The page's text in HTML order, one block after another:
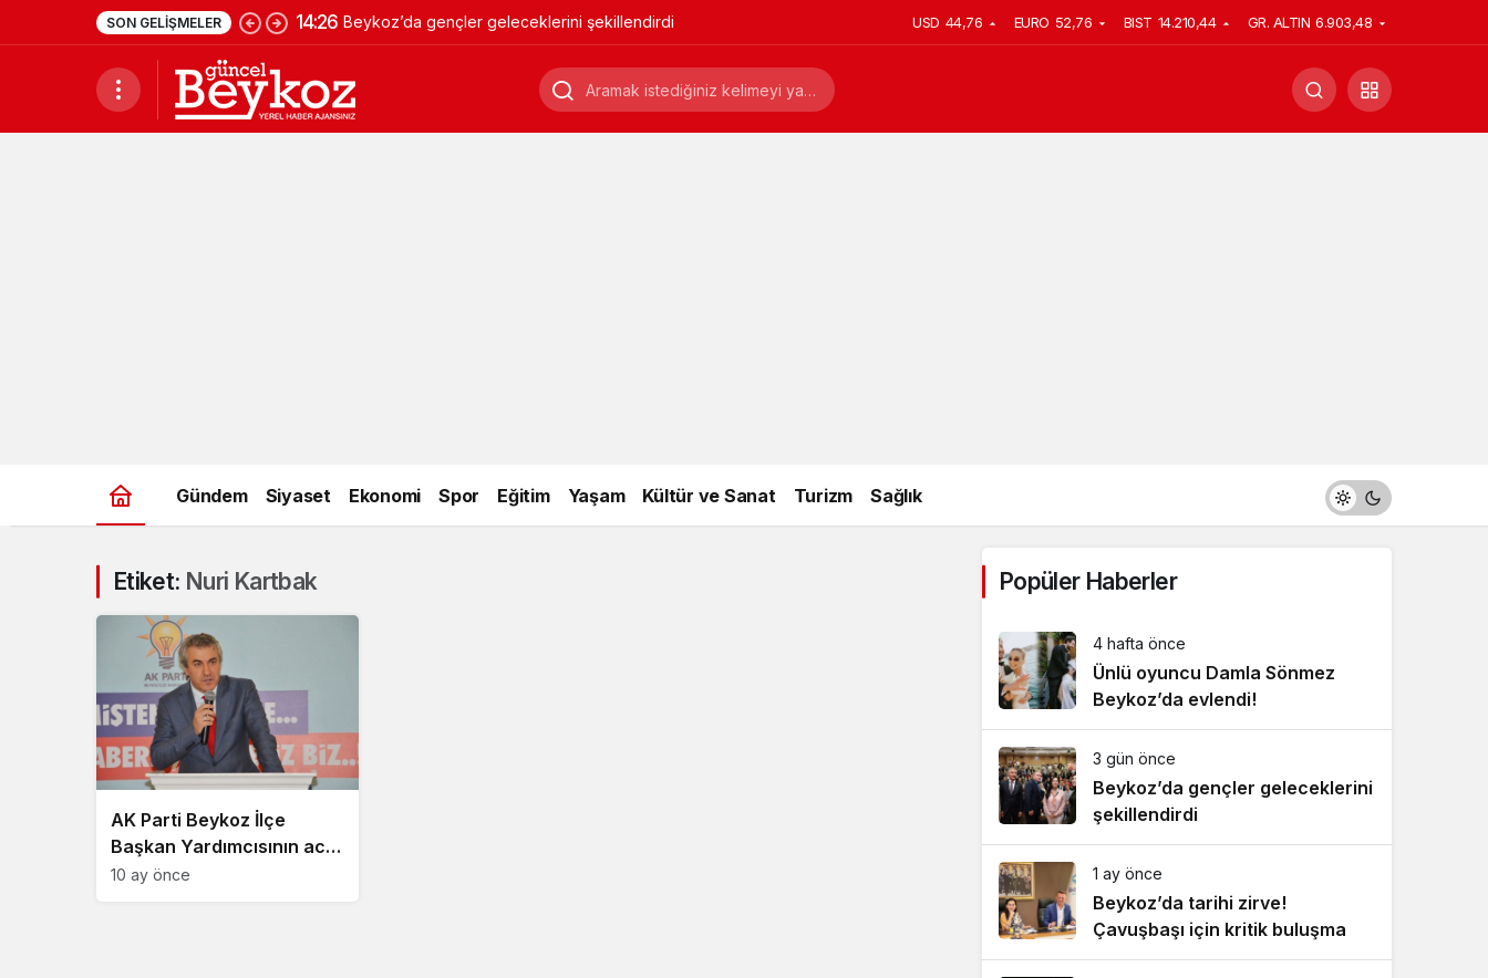
SON GELIŞMELER 14:26 Beykoz’da gençler geleceklerini şekillendirdi USD 44,76 EURO 52,76 BIST 14.210,44 GR. ALTIN 6.903,48
Gündem Siyaset Ekonomi Spor Eğitim Yaşam Kültür ve Sanat Turizm Sağlık
Etiket: Nuri Kartbak
AK Parti Beykoz İlçe
Başkan Yardımcısının acı
günü
10 ay önce
Popüler Haberler
4 hafta önce
Ünlü oyuncu Damla Sönmez
Beykoz’da evlendi!
3 gün önce
Beykoz’da gençler geleceklerini
şekillendirdi
1 ay önce
Beykoz’da tarihi zirve!
Çavuşbaşı için kritik buluşma